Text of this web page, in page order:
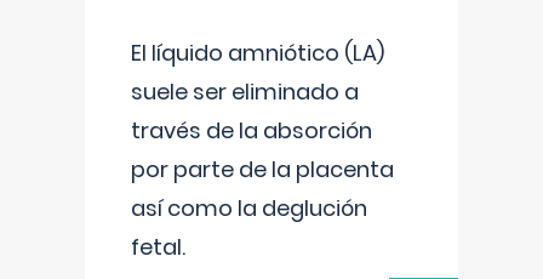
El líquido amniótico (LA)
suele ser eliminado a
través de la absorción
por parte de la placenta
así como la deglución
fetal.